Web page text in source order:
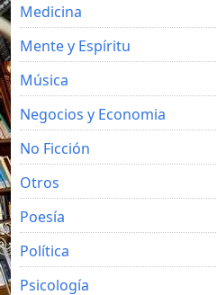
Medicina
Mente y Espíritu
Música
Negocios y Economia
No Ficción
Otros
Poesía
Política
Psicología